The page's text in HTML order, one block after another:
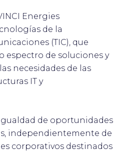
Energies
de la
(TIC), que
de soluciones y
necesidades de las
IT y
de oportunidades
independientemente de
corporativos destinados